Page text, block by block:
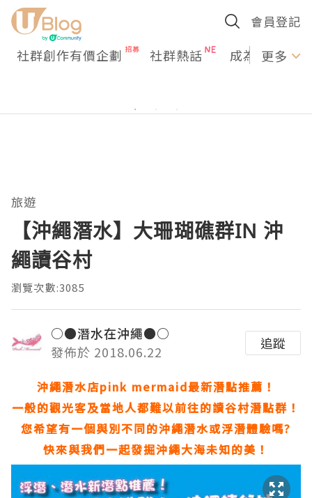
會員登記
社群創作有價企劃 社群熱話 成為U更多
旅遊
【沖繩潛水】大珊瑚礁群IN 沖
繩讀谷村
瀏覽次數:3085
○●潛水在沖繩●○
發佈於 2018.06.22
追蹤
沖繩潛水店pink mermaid最新潛點推薦！
一般的觀光客及當地人都難以前往的讀谷村潛點群！
您希望有一個與別不同的沖繩潛水或浮潛體驗嗎?
快來與我們一起發掘沖繩大海未知的美！